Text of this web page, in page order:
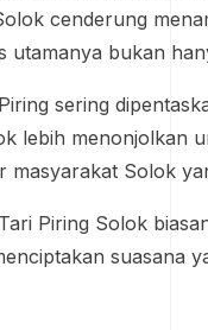
cenderung
utamanya bukan
sering
lebih menonjolkan
masyarakat Solok
Piring Solok
suasana